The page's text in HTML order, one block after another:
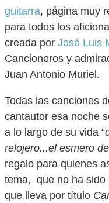
guitarra, página muy
para todos los
creada por José Luis
Cancioneros y
Juan Antonio Muriel.
Todas las canciones
cantautor esa noche
a lo largo de su vida “
relojero...el esmero
regalo para quienes
tema, que no ha sido
que lleva por título